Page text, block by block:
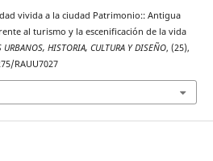
vivida a la ciudad Patrimonio:: Antigua
al turismo y la escenificación de la vida
URBANOS, HISTORIA, CULTURA Y DISEÑO, (25),
RAUU7027